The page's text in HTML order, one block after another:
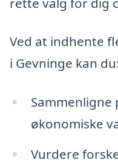
Ved at indhente
i Gevninge kan du:
økonomiske
Vurdere